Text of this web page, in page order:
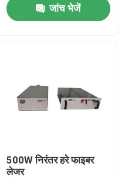
जांच भेजें
500W निरंतर हरे फाइबर
लेजर